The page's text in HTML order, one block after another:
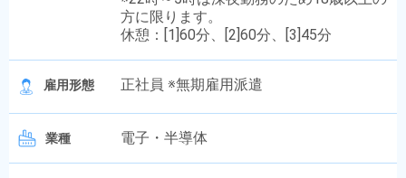
方に限ります。
休憩：[1]60分、[2]60分、[3]45分
雇用形態 正社員 ※無期雇用派遣
業種 電子・半導体